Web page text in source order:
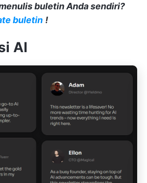
buletin Anda sendiri?
buletin !
AI